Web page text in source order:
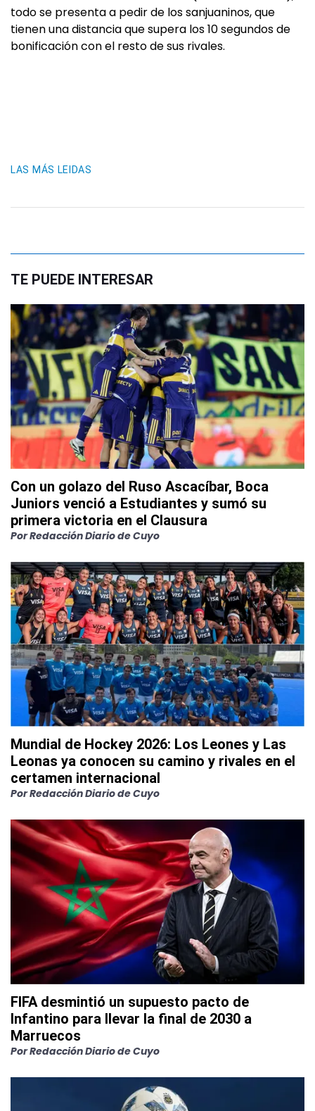
todo se presenta a pedir de los sanjuaninos, que
tienen una distancia que supera los 10 segundos de
bonificación con el resto de sus rivales.
LAS MÁS LEIDAS
TE PUEDE INTERESAR
Con un golazo del Ruso Ascacíbar, Boca
Juniors venció a Estudiantes y sumó su
primera victoria en el Clausura
PorRedacción Diario de Cuyo
Mundial de Hockey 2026: Los Leones y Las
Leonas ya conocen su camino y rivales en el
certamen internacional
PorRedacción Diario de Cuyo
FIFA desmintió un supuesto pacto de
Infantino para llevar la final de 2030 a
Marruecos
PorRedacción Diario de Cuyo